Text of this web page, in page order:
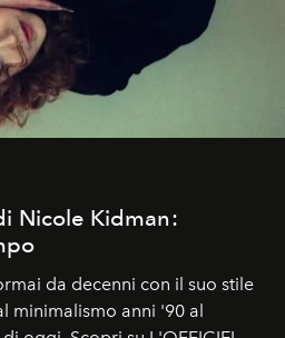
Nicole Kidman:
da decenni con il suo stile
minimalismo anni '90 al